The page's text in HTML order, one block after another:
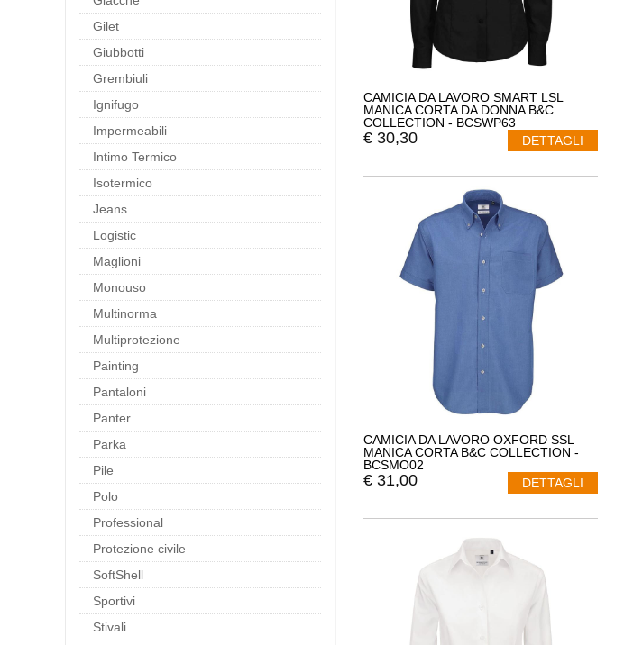
Gilet
Giubbotti
Grembiuli
Ignifugo
Impermeabili
Intimo Termico
Isotermico
Jeans
Logistic
Maglioni
Monouso
Multinorma
Multiprotezione
Painting
Pantaloni
Panter
Parka
Pile
Polo
Professional
Protezione civile
SoftShell
Sportivi
Stivali
CAMICIA DA LAVORO SMART LSL
MANICA CORTA DA DONNA B&C
COLLECTION - BCSWP63
€ 30,30 DETTAGLI
CAMICIA DA LAVORO OXFORD SSL
MANICA CORTA B&C COLLECTION -
BCSMO02
€ 31,00 DETTAGLI